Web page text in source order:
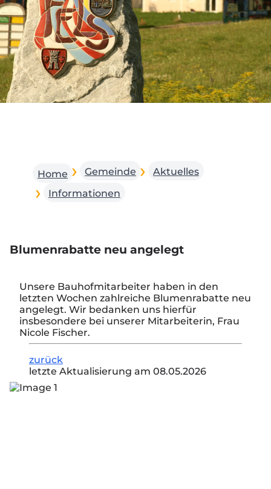
Home Gemeinde
Aktuelles
Informationen
Blumenrabatte neu angelegt
Unsere Bauhofmitarbeiter haben in den
letzten Wochen zahlreiche Blumenrabatte neu
angelegt. Wir bedanken uns hierfür
insbesondere bei unserer Mitarbeiterin, Frau
Nicole Fischer.
zurück
letzte Aktualisierung am 08.05.2026